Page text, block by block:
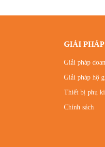
GIẢI
Giải pháp
Giải pháp hộ
Thiết bị phụ
Chính sách